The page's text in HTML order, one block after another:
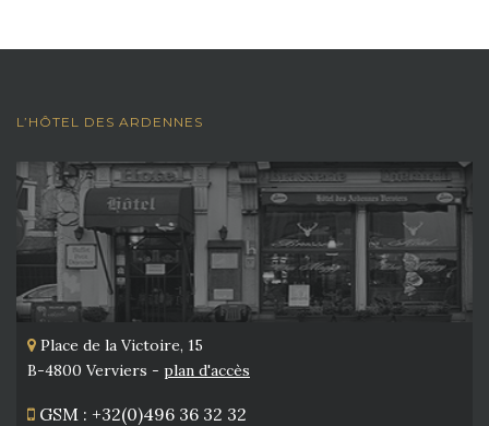
L’HÔTEL DES ARDENNES
Place de la Victoire, 15
B-4800 Verviers - plan d'accès
GSM : +32(0)496 36 32 32